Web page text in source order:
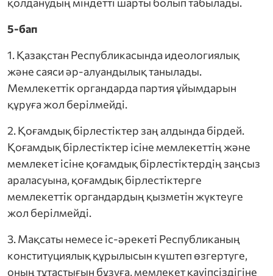
5-бап
1. Қазақстан Республикасында идеологиялық
және саяси әр-алуандылық танылады.
Мемлекеттік органдарда партия ұйымдарын
құруға жол берілмейді.
2. Қоғамдық бірлестіктер заң алдында бірдей.
Қоғамдық бірлестіктер ісіне мемлекеттің және
мемлекет ісіне қоғамдық бірлестіктердің заңсыз
араласуына, қоғамдық бірлестіктерге
мемлекеттік органдардың қызметін жүктеуге
жол берілмейді.
3. Мақсаты немесе іс-әрекеті Республиканың
конституциялық құрылысын күштеп өзгертуге,
оның тұтастығын бұзуға, мемлекет қауіпсіздігіне